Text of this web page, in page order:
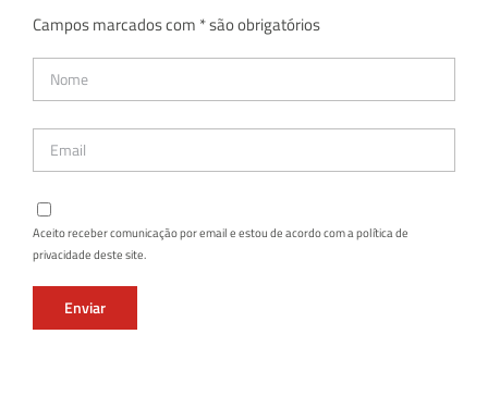
Campos marcados com * são obrigatórios
Aceito receber comunicação por email e estou de acordo com a política de
privacidade deste site.